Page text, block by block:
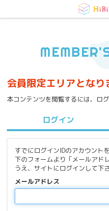
会員限定エリアとなり
本コンテンツを閲覧するには、ログ
ログイン
すでにログインIDのアカウント
下のフォームより「メールアド
うえ、サイトにログインして下さ
メールアドレス